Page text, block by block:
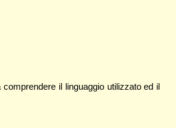
il linguaggio utilizzato ed il